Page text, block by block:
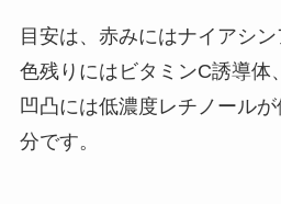
目安は、赤みにはナイアシン
色残りにはビタミンC誘導体、
凹凸には低濃度レチノール
分です。